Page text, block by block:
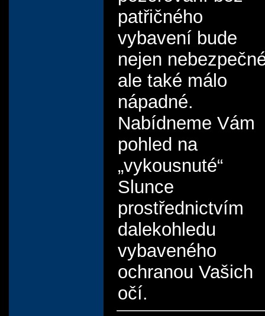
patřičného
vybavení bude
nejen
ale také málo
nápadné.
Nabídneme Vám
pohled na
„vykousnuté“
Slunce
prostřednictvím
dalekohledu
vybaveného
ochranou Vašich
očí.